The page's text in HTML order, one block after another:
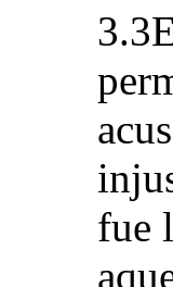
fue